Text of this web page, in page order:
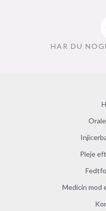
HAR DU
Pleje
Medicin mod